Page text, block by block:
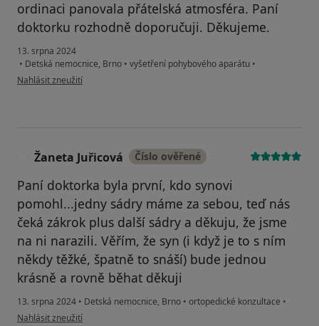
ordinaci panovala přátelská atmosféra. Paní
doktorku rozhodně doporučuji. Děkujeme.
13. srpna 2024
• Detská nemocnice, Brno • vyšetření pohybového aparátu •
podle názoru uživatele MM
Nahlásit zneužití
Žaneta Juřicová Číslo ověřené
Paní doktorka byla první, kdo synovi
pomohl...jedny sádry máme za sebou, teď nás
čeká zákrok plus další sádry a děkuju, že jsme
na ni narazili. Věřím, že syn (i když je to s ním
někdy těžké, špatně to snáší) bude jednou
krásně a rovně běhat děkuji
13. srpna 2024 • Detská nemocnice, Brno • ortopedické konzultace •
podle názoru uživatele Žaneta Juřicová
Nahlásit zneužití